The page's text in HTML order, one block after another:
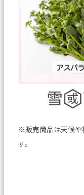
※販売商品は天候や
す。